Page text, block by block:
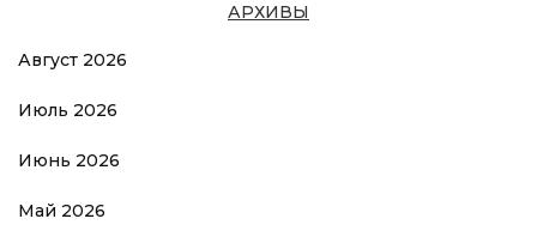
АРХИВЫ
Август 2026
Июль 2026
Июнь 2026
Май 2026